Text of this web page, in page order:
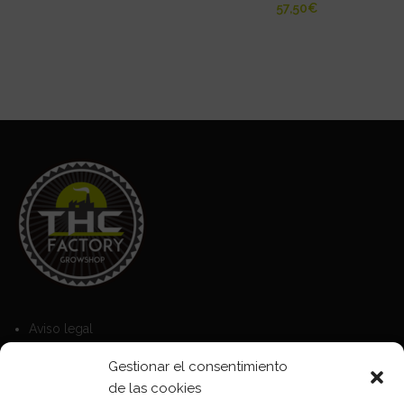
Gestionar el consentimiento
de las cookies
€
Aviso legal
Política de privacidad